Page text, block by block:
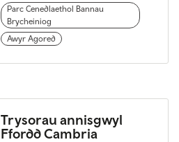
Parc Cenedlaethol Bannau
Brycheiniog
Awyr Agored
Trysorau annisgwyl
Ffordd Cambria